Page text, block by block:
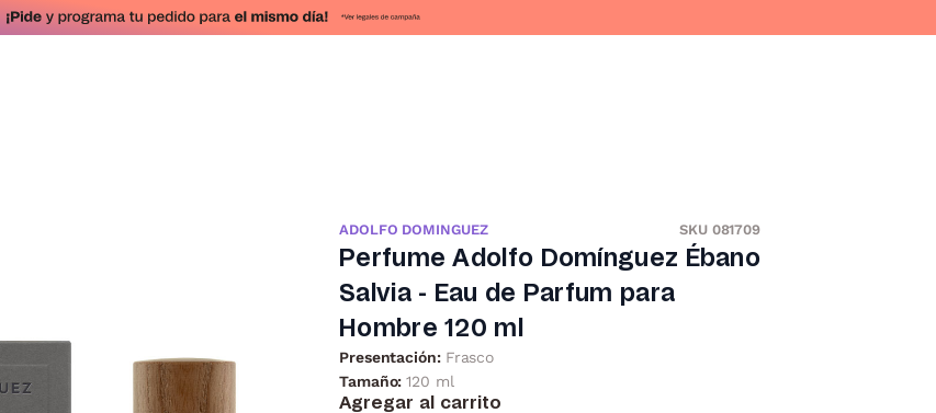
ADOLFO DOMINGUEZ SKU 081709
Perfume Adolfo Domínguez Ébano
Salvia - Eau de Parfum para
Hombre 120 ml
Presentación: Frasco
Tamaño:120 ml
Agregar al carrito